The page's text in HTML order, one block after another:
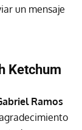
un mensaje
Ketchum
Ramos